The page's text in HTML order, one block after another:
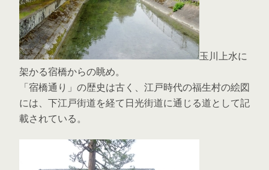
玉川上水に
架かる宿橋からの眺め。
「宿橋通り」の歴史は古く、江戸時代の福生村の絵図
には、下江戸街道を経て日光街道に通じる道として記
載されている。